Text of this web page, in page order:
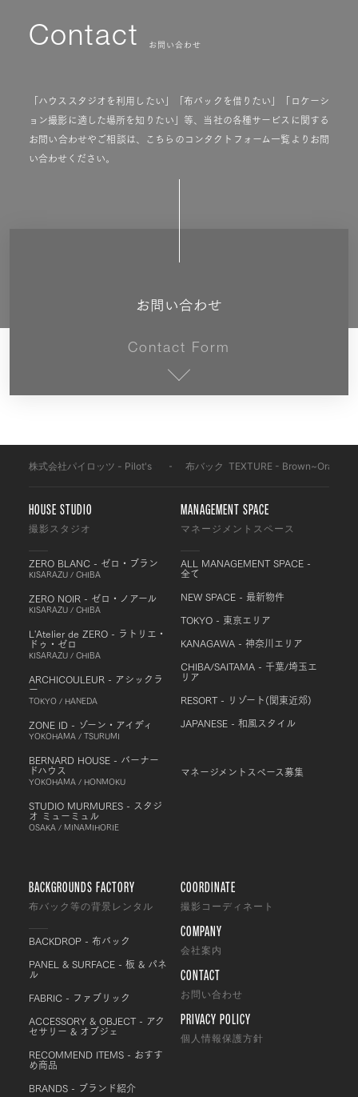
Contact お問い合わせ
「ハウススタジオを利用したい」「布バックを借りたい」「ロケーシ
ョン撮影に適した場所を知りたい」等、当社の各種サービスに関する
お問い合わせやご相談は、こちらのコンタクトフォーム一覧よりお問
い合わせください。
お問い合わせ
Contact Form
株式会社パイロッツ - Pilot's 布バック TEXTURE - Brown~Orange
HOUSE STUDIO
撮影スタジオ
ZERO BLANC - ゼロ・ブラン
KISARAZU / CHIBA
ZERO NOIR - ゼロ・ノアール
KISARAZU / CHIBA
L'Atelier de ZERO - ラトリエ・
ドゥ・ゼロ
KISARAZU / CHIBA
ARCHICOULEUR - アシックラ
ー
TOKYO / HANEDA
ZONE ID - ゾーン・アイディ
YOKOHAMA / TSURUMI
BERNARD HOUSE - バーナー
ドハウス
YOKOHAMA / HONMOKU
STUDIO MURMURES - スタジ
オ ミューミュル
OSAKA / MINAMIHORIE
MANAGEMENT SPACE
マネージメントスペース
ALL MANAGEMENT SPACE -
全て
NEW SPACE - 最新物件
TOKYO - 東京エリア
KANAGAWA - 神奈川エリア
CHIBA/SAITAMA - 千葉/埼玉エ
リア
RESORT - リゾート(関東近郊)
JAPANESE - 和風スタイル
マネージメントスペース募集
BACKGROUNDS FACTORY
布バック等の背景レンタル
BACKDROP - 布バック
PANEL & SURFACE - 板 & パネ
ル
FABRIC - ファブリック
ACCESSORY & OBJECT - アク
セサリー & オブジェ
RECOMMEND ITEMS - おすす
め商品
BRANDS - ブランド紹介
COORDINATE
撮影コーディネート
COMPANY
会社案内
CONTACT
お問い合わせ
PRIVACY POLICY
個人情報保護方針